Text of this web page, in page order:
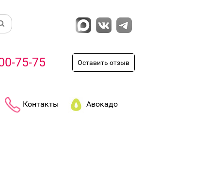
75-75 Оставить отзыв
Контакты Авокадо